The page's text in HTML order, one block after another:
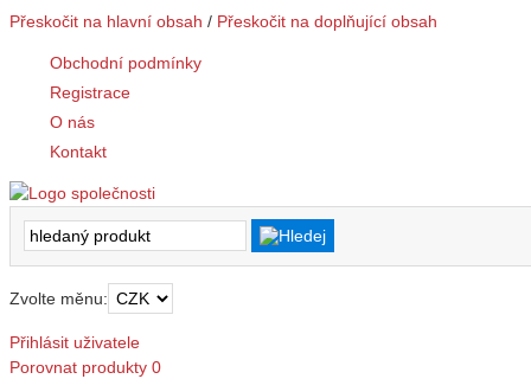
Přeskočit na hlavní obsah / Přeskočit na doplňující obsah
Obchodní podmínky
Registrace
O nás
Kontakt
Zvolte měnu:
Přihlásit uživatele
Porovnat produkty 0